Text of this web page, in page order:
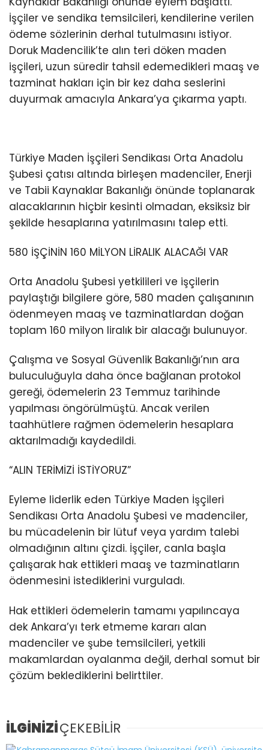
İşçiler ve sendika temsilcileri, kendilerine verilen
ödeme sözlerinin derhal tutulmasını istiyor.
Doruk Madencilik’te alın teri döken maden
işçileri, uzun süredir tahsil edemedikleri maaş ve
tazminat hakları için bir kez daha seslerini
duyurmak amacıyla Ankara’ya çıkarma yaptı.
Türkiye Maden İşçileri Sendikası Orta Anadolu
Şubesi çatısı altında birleşen madenciler, Enerji
ve Tabii Kaynaklar Bakanlığı önünde toplanarak
alacaklarının hiçbir kesinti olmadan, eksiksiz bir
şekilde hesaplarına yatırılmasını talep etti.
580 İŞÇİNİN 160 MİLYON LİRALIK ALACAĞI VAR
Orta Anadolu Şubesi yetkilileri ve işçilerin
paylaştığı bilgilere göre, 580 maden çalışanının
ödenmeyen maaş ve tazminatlardan doğan
toplam 160 milyon liralık bir alacağı bulunuyor.
Çalışma ve Sosyal Güvenlik Bakanlığı’nın ara
buluculuğuyla daha önce bağlanan protokol
gereği, ödemelerin 23 Temmuz tarihinde
yapılması öngörülmüştü. Ancak verilen
taahhütlere rağmen ödemelerin hesaplara
aktarılmadığı kaydedildi.
“ALIN TERİMİZİ İSTİYORUZ”
Eyleme liderlik eden Türkiye Maden İşçileri
Sendikası Orta Anadolu Şubesi ve madenciler,
bu mücadelenin bir lütuf veya yardım talebi
olmadığının altını çizdi. İşçiler, canla başla
çalışarak hak ettikleri maaş ve tazminatların
ödenmesini istediklerini vurguladı.
Hak ettikleri ödemelerin tamamı yapılıncaya
dek Ankara’yı terk etmeme kararı alan
madenciler ve şube temsilcileri, yetkili
makamlardan oyalanma değil, derhal somut bir
çözüm beklediklerini belirttiler.
İLGİNİZİÇEKEBİLİR